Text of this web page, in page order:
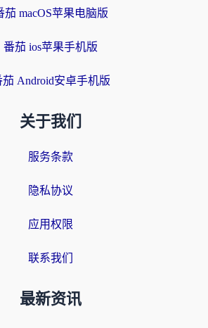
茄 macOS苹果电脑版
番茄 ios苹果手机版
茄 Android安卓手机版
关于我们
服务条款
隐私协议
应用权限
联系我们
最新资讯